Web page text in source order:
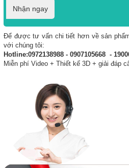
Nhận ngay
Để được tư vấn chi tiết hơn về sản
với chúng tôi:
Hotline:0972138988 - 0907105668 -
Miễn phí Video + Thiết kế 3D + giải đáp